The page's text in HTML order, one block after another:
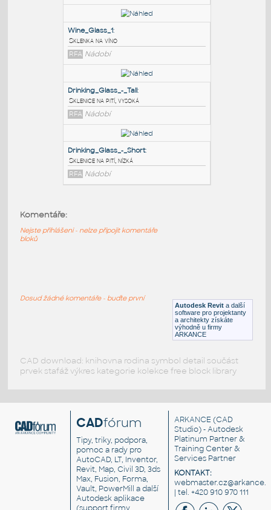
PODOBNÉ BLOKY
Martini_Glass:
Sklenice na martini
RFA Nádobí
Wine_Glass_1:
Sklenka na víno
RFA Nádobí
RFA Nádobí
Autodesk Revit a další
software pro projektanty
a architekty získáte
výhodně u firmy
ARKANCE
Komentáře:
Nejste přihlášeni - nelze připojit komentáře
bloků
Dosud žádné komentáře - buďte první
CAD download: knihovna rodina symbol detail součást
prvek stafáž výkres kategorie kolekce free block library
CADfórum
Tipy, triky, podpora,
pomoc a rady pro
AutoCAD, LT, Inventor,
Revit, Map, Civil 3D, 3ds
Max, Fusion, Forma,
Vault, PowerMill a další
Autodesk aplikace
ARKANCE (CAD
Studio) - Autodesk
Platinum Partner &
Training Center &
Services Partner
KONTAKT:
| tel. +420 910 970 111